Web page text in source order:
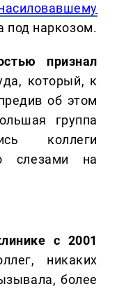
под наркозом.
признал
который, к
об этом
группа
коллеги
слезами на
с 2001
никаких
более